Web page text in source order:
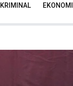
KRIMINAL EKONOMI